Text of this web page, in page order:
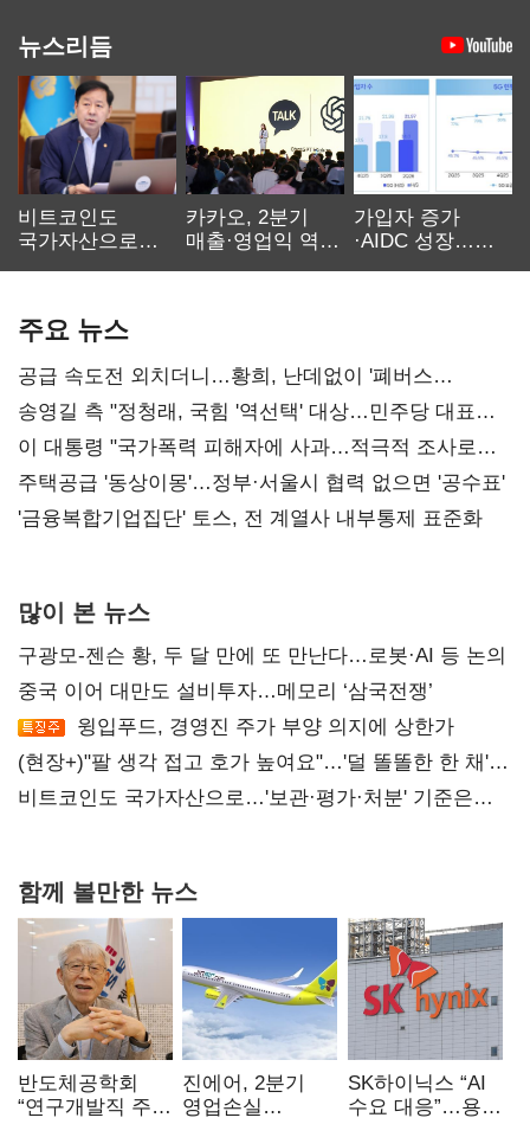
뉴스리듬
비트코인도
국가자산으로…'
카카오, 2분기
매출·영업익 역대
가입자 증가
·AIDC 성장…
주요 뉴스
공급 속도전 외치더니…황희, 난데없이 '폐버스
리모델링' 제안
송영길 측 "정청래, 국힘 '역선택' 대상…민주당 대표로
총선 지휘 못해"
이 대통령 "국가폭력 피해자에 사과…적극적 조사로
진실 밝혀야"
주택공급 '동상이몽'…정부·서울시 협력 없으면 '공수표'
'금융복합기업집단' 토스, 전 계열사 내부통제 표준화
많이 본 뉴스
구광모-젠슨 황, 두 달 만에 또 만난다…로봇·AI 등 논의
중국 이어 대만도 설비투자…메모리 ‘삼국전쟁’
윙입푸드, 경영진 주가 부양 의지에 상한가
(현장+)"팔 생각 접고 호가 높여요"…'덜 똘똘한 한 채'
20억 키맞추기
비트코인도 국가자산으로…'보관·평가·처분' 기준은
함께 볼만한 뉴스
반도체공학회
“연구개발직 주
진에어, 2분기
영업손실
SK하이닉스 “AI
수요 대응”…용인